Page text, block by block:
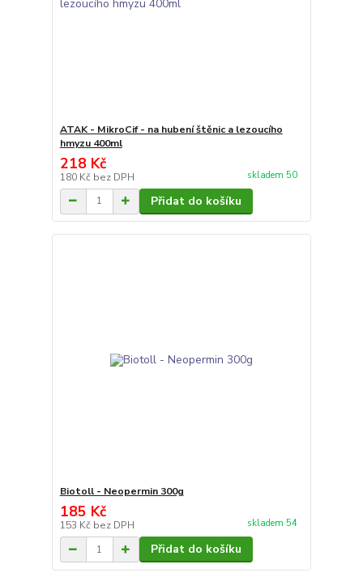
ATAK - MikroCif - na hubení štěnic a lezoucího
hmyzu 400ml
218 Kč
180 Kč bez DPH skladem 50
Přidat do košíku
Biotoll - Neopermin 300g
185 Kč
153 Kč bez DPH skladem 54
Přidat do košíku